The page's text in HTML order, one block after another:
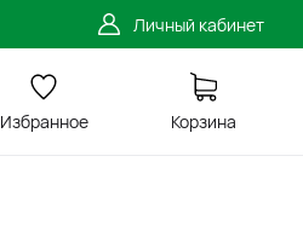
Личный кабинет
Избранное Корзина